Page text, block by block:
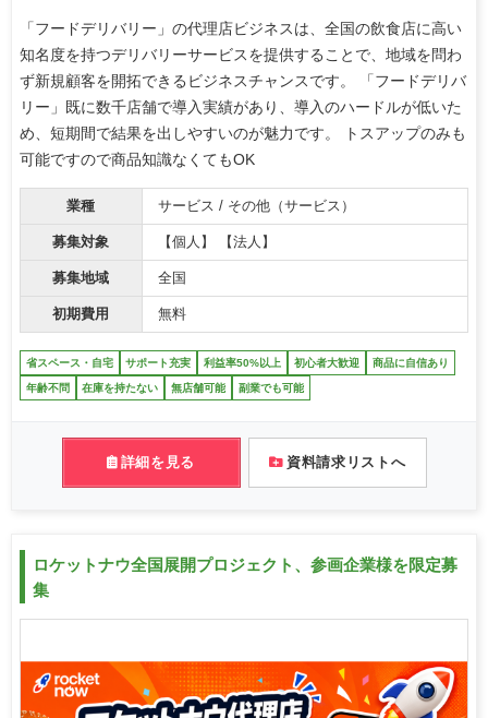
「フードデリバリー」の代理店ビジネスは、全国の飲食店に高い
知名度を持つデリバリーサービスを提供することで、地域を問わ
ず新規顧客を開拓できるビジネスチャンスです。 「フードデリバ
リー」既に数千店舗で導入実績があり、導入のハードルが低いた
め、短期間で結果を出しやすいのが魅力です。 トスアップのみも
可能ですので商品知識なくてもOK
業種 サービス / その他（サービス）
募集対象 【個人】 【法人】
募集地域 全国
初期費用 無料
省スペース・自宅 サポート充実 利益率50%以上 初心者大歓迎 商品に自信あり
年齢不問 在庫を持たない 無店舗可能 副業でも可能
詳細を見る 資料請求リストへ
ロケットナウ全国展開プロジェクト、参画企業様を限定募
集